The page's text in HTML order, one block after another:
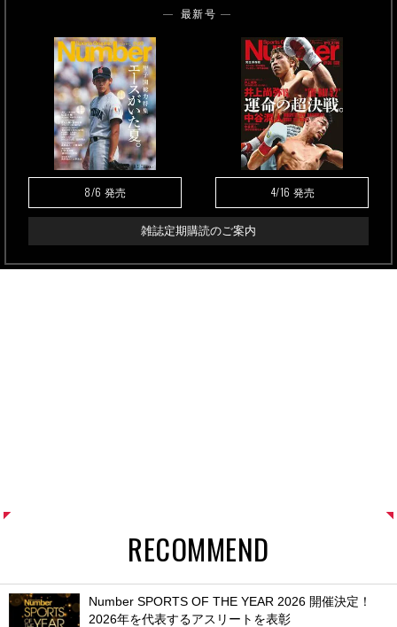
最新号
8/6 発売 4/16 発売
雑誌定期購読のご案内
RECOMMEND
Number SPORTS OF THE YEAR 2026 開催決定！
2026年を代表するアスリートを表彰